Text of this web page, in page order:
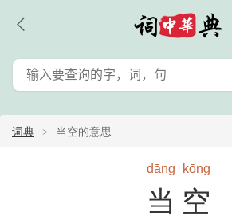
词典 当空的意思
dāng kōng
当空